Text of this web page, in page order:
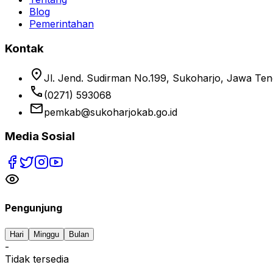
Blog
Pemerintahan
Kontak
location_on Jl. Jend. Sudirman No.199, Sukoharjo, Jawa
phone (0271) 593068
emailpemkab@sukoharjokab.go.id
Media Sosial
Pengunjung
Hari Minggu Bulan
-
Tidak tersedia